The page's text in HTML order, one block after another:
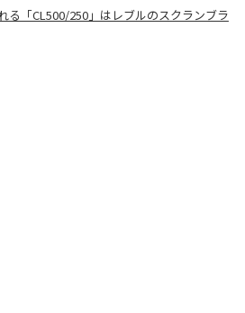
る「CL500/250」はレブルのスクランブラ